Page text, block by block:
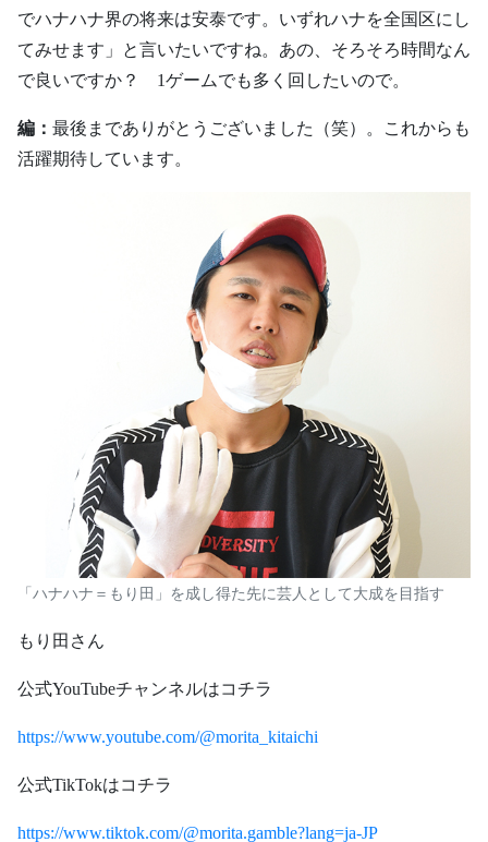
でハナハナ界の将来は安泰です。いずれハナを全国区にし
てみせます」と言いたいですね。あの、そろそろ時間なん
で良いですか？ 1ゲームでも多く回したいので。
編： 最後までありがとうございました（笑）。これからも
活躍期待しています。
「ハナハナ＝もり田」を成し得た先に芸人として大成を目指す
もり田さん
公式YouTubeチャンネルはコチラ
https://www.youtube.com/@morita_kitaichi
公式TikTokはコチラ
https://www.tiktok.com/@morita.gamble?lang=ja-JP